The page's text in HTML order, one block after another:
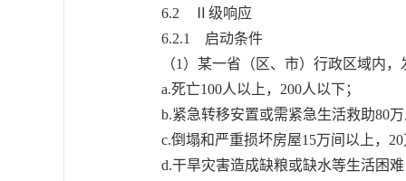
6.2 Ⅱ级响应
6.2.1 启动条件
（1）某一省（区、市）行政区域内，
a.死亡100人以上，200人以下；
b.紧急转移安置或需紧急生活救助80万
c.倒塌和严重损坏房屋15万间以上，20
d.干旱灾害造成缺粮或缺水等生活困难